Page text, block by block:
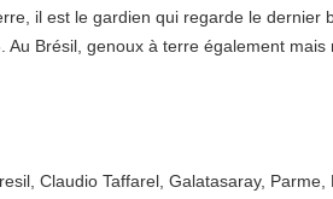
il est le gardien qui regarde le dernier
Au Brésil, genoux à terre également mais
Claudio Taffarel Galatasaray, Parme